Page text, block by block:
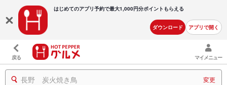
はじめてのアプリ予約で最大1,000円分ポイントもらえる
ダウンロード アプリで開く
戻る マイメニュー
長野 炭火焼き鳥 変更